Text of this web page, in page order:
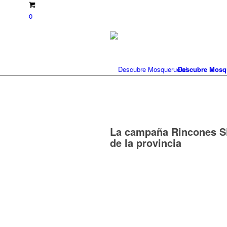
0
Descubre
La campaña Rincones
de la provincia